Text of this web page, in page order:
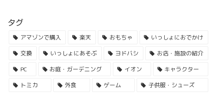
タグ
アマゾンで購入 楽天 おもちゃ
いっしょにおでかけ
交換
いっしょにあそぶ ヨドバシ
お店・施設の紹介
PC
お庭・ガーデニング イオン
キャラクター
トミカ
外食 ゲーム
子供服・シューズ